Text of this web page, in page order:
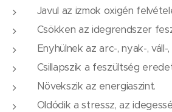
Javul az izmok oxigén
Csökken az idegrendszer
Enyhülnek az arc-, nyak-,
Csillapszik a feszültség
Növekszik az energiaszint.
Oldódik a stressz, az